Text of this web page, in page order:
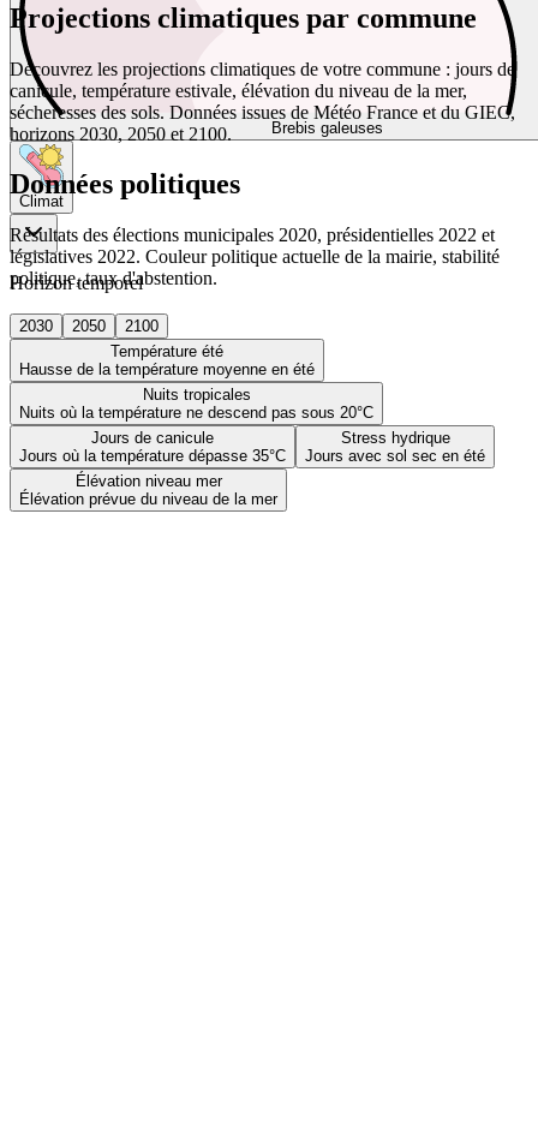
Brebis galeuses
Climat
Horizon temporel
2030 2050
2100
Température été
Hausse de la température moyenne en été
Nuits tropicales
Nuits où la température ne descend pas sous 20°C
Jours de canicule
Jours où la température dépasse 35°C
Stress hydrique
Jours avec sol sec en été
Élévation niveau mer
Élévation prévue du niveau de la mer
Projections climatiques par commune
Découvrez les projections climatiques de votre commune : jours de
canicule, température estivale, élévation du niveau de la mer,
sécheresses des sols. Données issues de Météo France et du GIEC,
horizons 2030, 2050 et 2100.
Données politiques
Résultats des élections municipales 2020, présidentielles 2022 et
législatives 2022. Couleur politique actuelle de la mairie, stabilité
politique, taux d'abstention.